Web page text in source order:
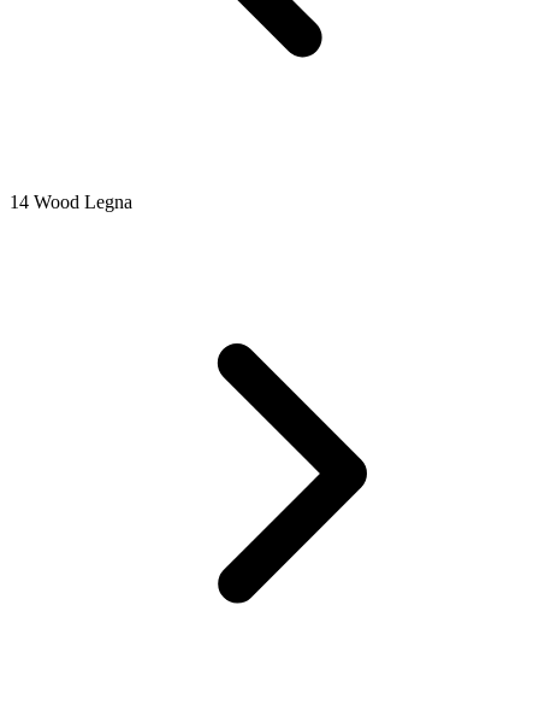
14 Wood Legna